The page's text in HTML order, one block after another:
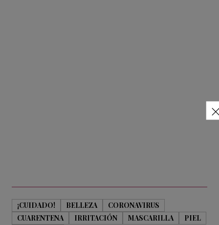
¡CUIDADO! BELLEZA
CORONAVIRUS
CUARENTENA
IRRITACIÓN MASCARILLA
PIEL